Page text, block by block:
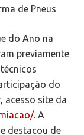
de Pneus
do Ano na
previamente
do
acesso site da
. A
destacou de